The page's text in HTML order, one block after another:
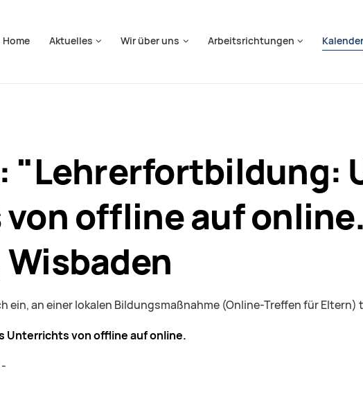
Home
Aktuelles Wir über uns Arbeitsrichtungen Kalender
"Lehrerfortbildung:
offline auf
ein, an einer lokalen Bildungsmaßnahme (Online-Treffen für Eltern)
Unterrichts von offline auf online.